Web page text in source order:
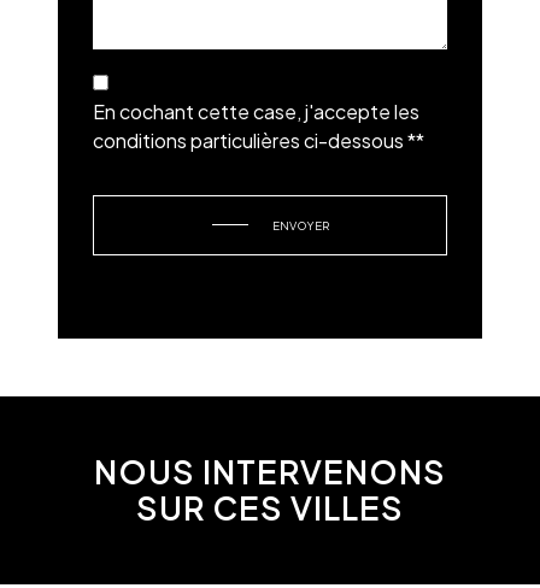
En cochant cette case, j'accepte les
conditions particulières ci-dessous **
ENVOYER
NOUS INTERVENONS
SUR CES VILLES